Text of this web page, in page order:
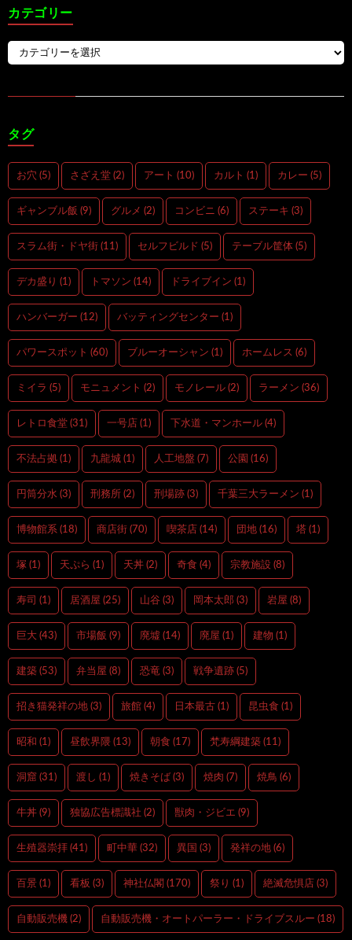
カテゴリー
タグ
お穴 (5) さざえ堂 (2) アート (10) カルト (1) カレー (5)
ギャンブル飯 (9) グルメ (2) コンビニ (6) ステーキ (3)
スラム街・ドヤ街 (11) セルフビルド (5) テーブル筐体 (5)
デカ盛り (1) トマソン (14) ドライブイン (1)
ハンバーガー (12) バッティングセンター (1)
パワースポット (60) ブルーオーシャン (1) ホームレス (6)
ミイラ (5) モニュメント (2) モノレール (2) ラーメン (36)
レトロ食堂 (31) 一号店 (1) 下水道・マンホール (4)
不法占拠 (1) 九龍城 (1) 人工地盤 (7) 公園 (16)
円筒分水 (3) 刑務所 (2) 刑場跡 (3) 千葉三大ラーメン (1)
博物館系 (18) 商店街 (70) 喫茶店 (14) 団地 (16) 塔 (1)
塚 (1) 天ぷら (1) 天丼 (2) 奇食 (4) 宗教施設 (8)
寿司 (1) 居酒屋 (25) 山谷 (3) 岡本太郎 (3) 岩屋 (8)
巨大 (43) 市場飯 (9) 廃墟 (14) 廃屋 (1) 建物 (1)
建築 (53) 弁当屋 (8) 恐竜 (3) 戦争遺跡 (5)
招き猫発祥の地 (3) 旅館 (4) 日本最古 (1) 昆虫食 (1)
昭和 (1) 昼飲界隈 (13) 朝食 (17) 梵寿綱建築 (11)
洞窟 (31) 渡し (1) 焼きそば (3) 焼肉 (7) 焼鳥 (6)
牛丼 (9) 独協広告標識社 (2) 獣肉・ジビエ (9)
生殖器崇拝 (41) 町中華 (32) 異国 (3) 発祥の地 (6)
百景 (1) 看板 (3) 神社仏閣 (170) 祭り (1) 絶滅危惧店 (3)
自動販売機 (2) 自動販売機・オートパーラー・ドライブスルー (18)